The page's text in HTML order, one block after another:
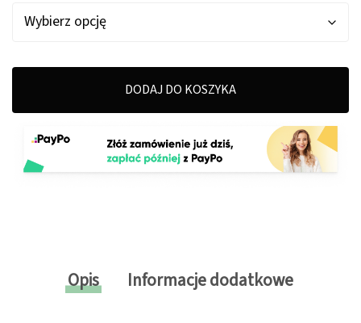
DODAJ DO KOSZYKA
Opis Informacje dodatkowe